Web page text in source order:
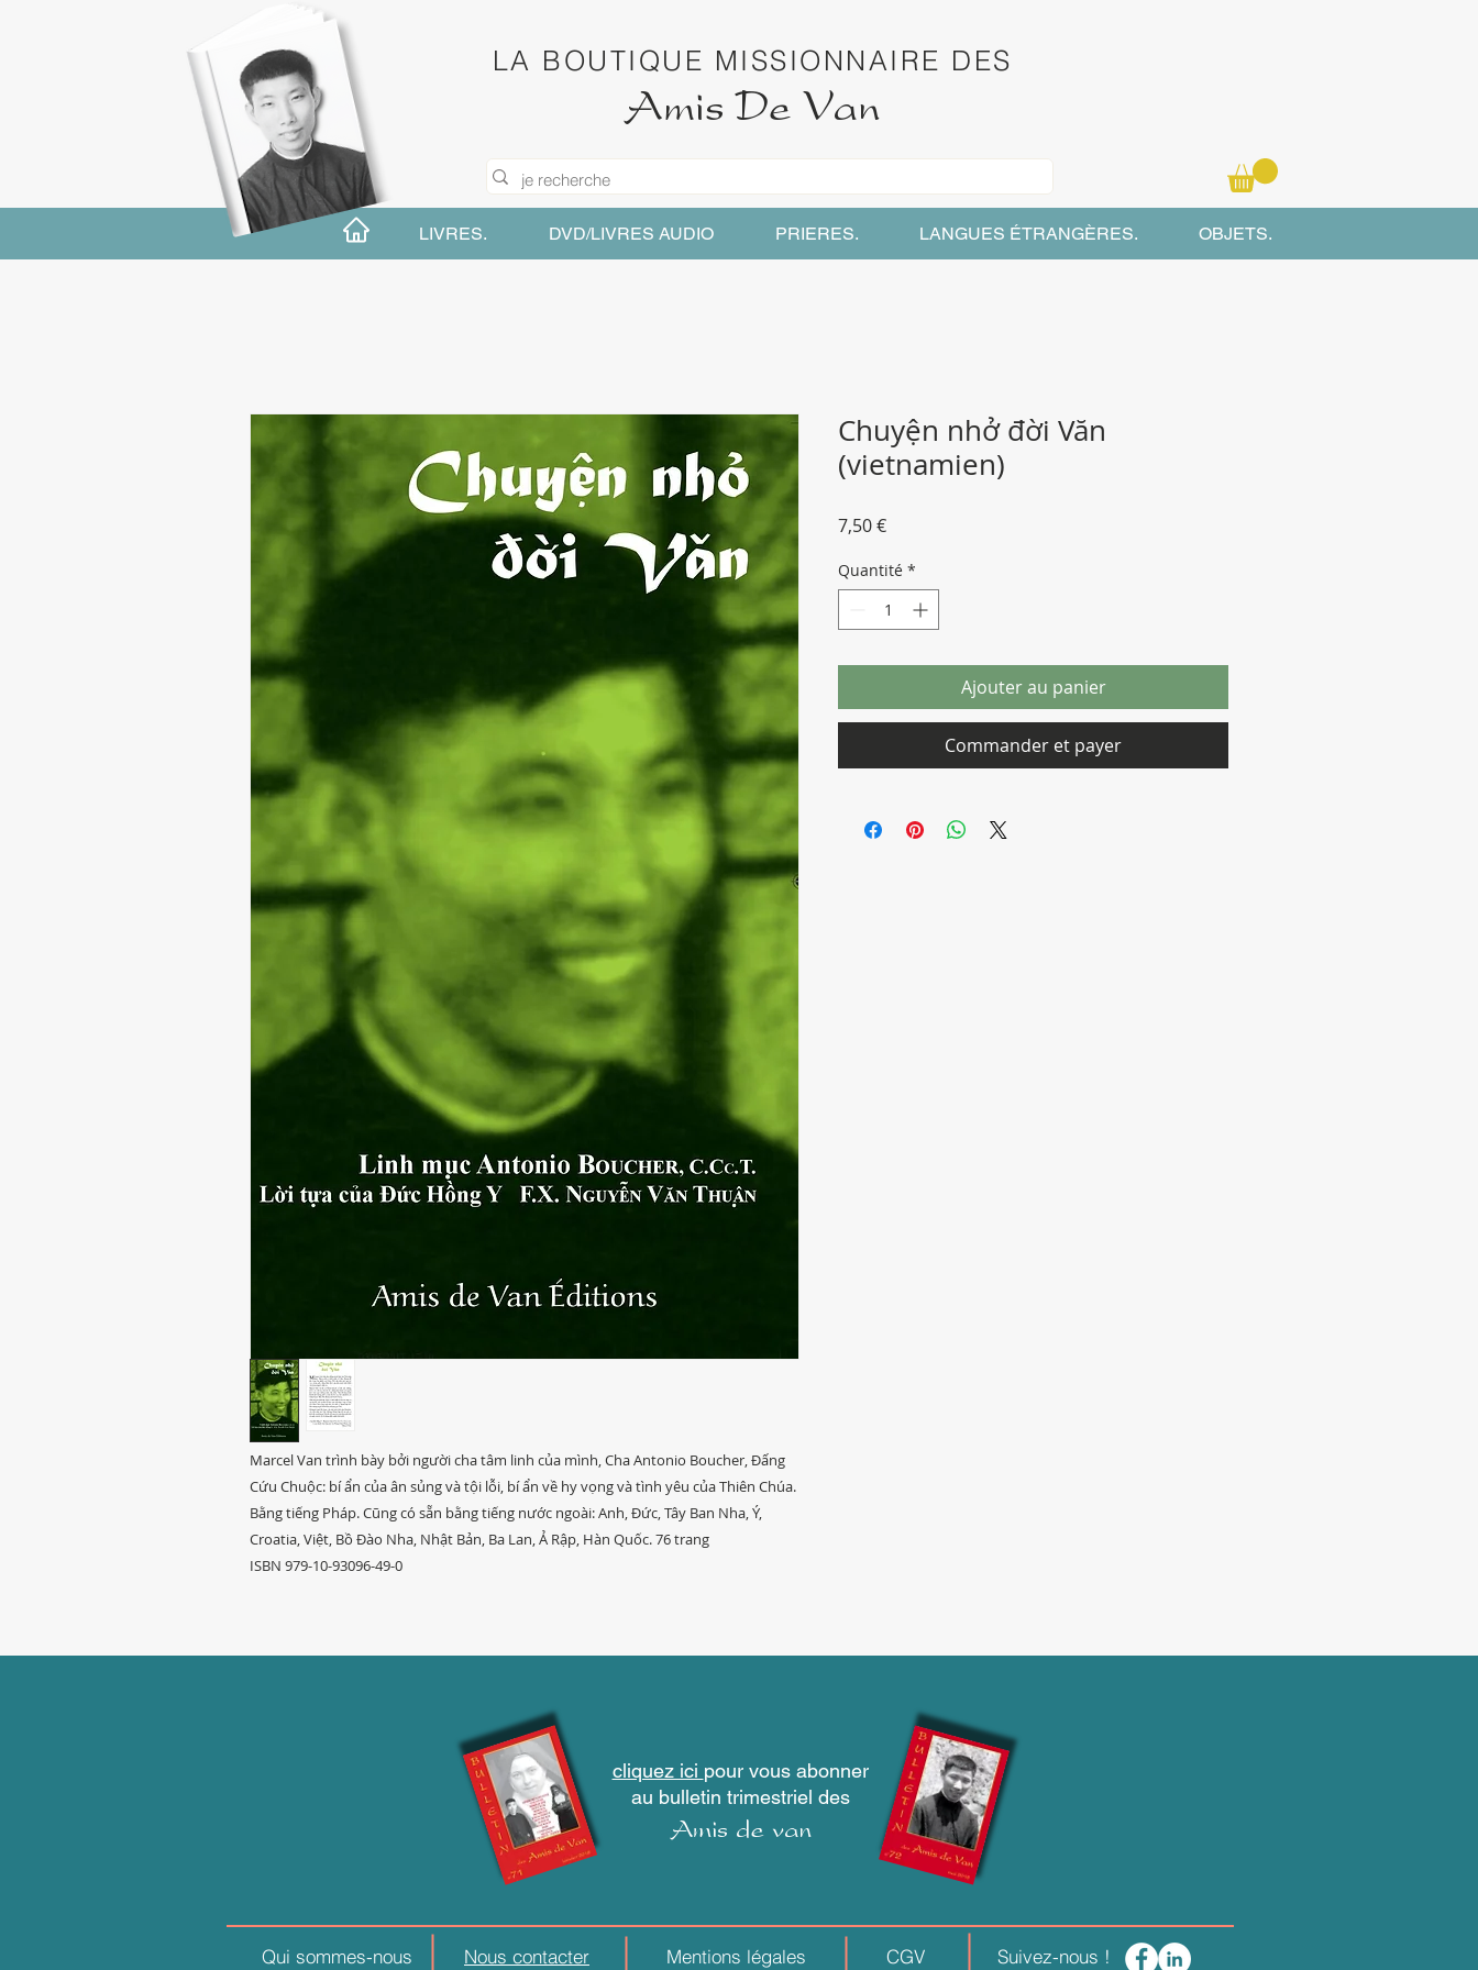
LIVRES. DVD/LIVRES AUDIO PRIERES. LANGUES ÉTRANGÈRES. OBJETS.
LA BOUTIQUE MISSIONNAIRE DES
Amis De Van
Marcel Van trình bày bởi người cha tâm linh của mình, Cha Antonio Boucher, Đấng
Cứu Chuộc: bí ẩn của ân sủng và tội lỗi, bí ẩn về hy vọng và tình yêu của Thiên Chúa.
Bằng tiếng Pháp. Cũng có sẵn bằng tiếng nước ngoài: Anh, Đức, Tây Ban Nha, Ý,
Croatia, Việt, Bồ Đào Nha, Nhật Bản, Ba Lan, Ả Rập, Hàn Quốc. 76 trang
ISBN 979-10-93096-49-0
Chuyện nhở đời Văn
(vietnamien)
7,50 €Prix
Quantité *
Ajouter au panier
Commander et payer
cliquez ici pour vous abonner
au bulletin trimestriel des
Amis de van
Qui sommes-nous Nous contacter Mentions légales CGV Suivez-nous !